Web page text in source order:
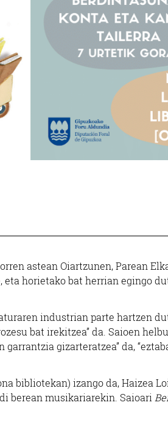
astean Oiartzunen, Parean
horietako bat herrian egingo
industrian parte hartzen
bat irekitzea” da. Saioen
gizarteratzea” da,
bibliotekan) izango da, Haizea
berean musikariarekin. Saioari